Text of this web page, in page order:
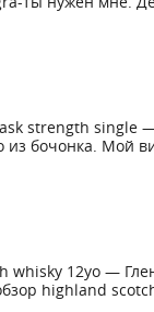
strength single
бочонка. Мой
whisky 12yo —
highland